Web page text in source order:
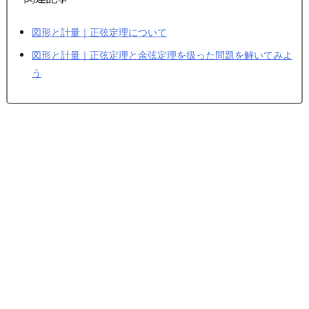
図形と計量｜正弦定理について
図形と計量｜正弦定理と余弦定理を扱った問題を解いてみよ
う